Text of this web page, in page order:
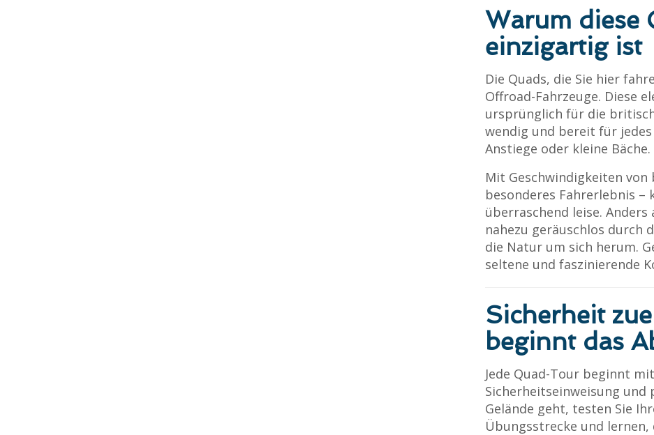
Warum diese
einzigartig ist
Die Quads, die Sie hier
Offroad-Fahrzeuge. Diese
ursprünglich für die
wendig und bereit für
Anstiege oder kleine Bäche.
Mit Geschwindigkeiten von
besonderes Fahrerlebnis
überraschend leise.
nahezu geräuschlos durch
die Natur um sich herum.
seltene und faszinierende
Sicherheit
beginnt das
Jede Quad-Tour beginnt
Sicherheitseinweisung und
Gelände geht, testen Sie
Übungsstrecke und